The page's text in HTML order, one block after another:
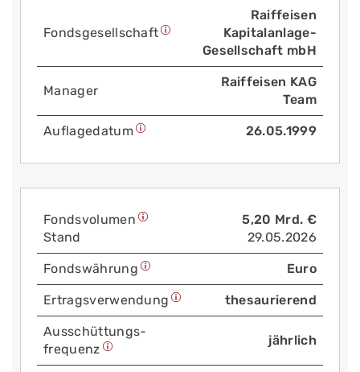
Fonds­gesellschaft
Raiffeisen
Kapitalanlage-
Gesellschaft mbH
Manager
Raiffeisen KAG
Team
Auflage­datum 26.05.1999
Fonds­volumen
Stand
5,20 Mrd. €
29.05.2026
Fonds­währung Euro
Ertrags­verwendung thesaurierend
Aus­schüttungs­
frequenz
jährlich